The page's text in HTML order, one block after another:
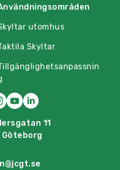
utomhus
Skyltar
11
Göteborg